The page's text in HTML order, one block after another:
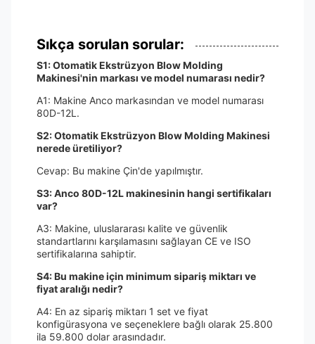
Sıkça sorulan sorular:
S1: Otomatik Ekstrüzyon Blow Molding
Makinesi'nin markası ve model numarası nedir?
A1: Makine Anco markasından ve model numarası
80D-12L.
S2: Otomatik Ekstrüzyon Blow Molding Makinesi
nerede üretiliyor?
Cevap: Bu makine Çin'de yapılmıştır.
S3: Anco 80D-12L makinesinin hangi sertifikaları
var?
A3: Makine, uluslararası kalite ve güvenlik
standartlarını karşılamasını sağlayan CE ve ISO
sertifikalarına sahiptir.
S4: Bu makine için minimum sipariş miktarı ve
fiyat aralığı nedir?
A4: En az sipariş miktarı 1 set ve fiyat
konfigürasyona ve seçeneklere bağlı olarak 25.800
ila 59.800 dolar arasındadır.